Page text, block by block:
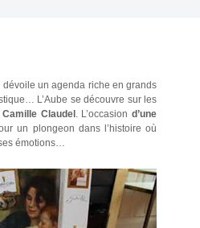
dévoile un agenda riche en grands
L’Aube se découvre sur les
Claudel . L’occasiond’une
un plongeon dans l’histoire où
émotions…